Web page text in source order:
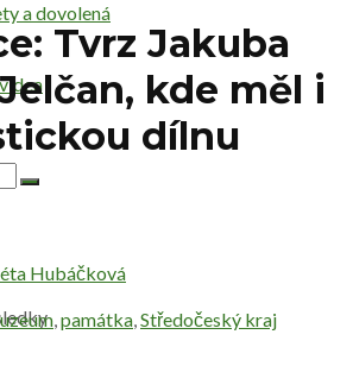
a dovolená
Tvrz Jakuba
kde měl i
dílnu
Hubáčková
,památka,Středočeský kraj